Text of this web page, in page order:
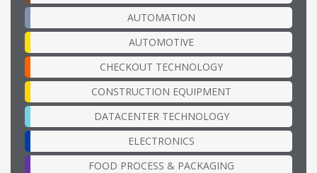
AUTOMATION
AUTOMOTIVE
CHECKOUT TECHNOLOGY
CONSTRUCTION EQUIPMENT
DATACENTER TECHNOLOGY
ELECTRONICS
FOOD PROCESS & PACKAGING